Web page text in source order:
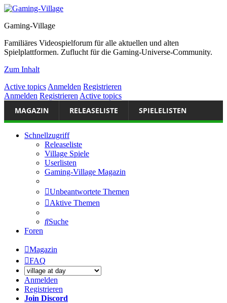
Gaming-Village
Familiäres Videospielforum für alle aktuellen und alten
Spielplattformen. Zuflucht für die Gaming-Universe-Community.
Zum Inhalt
Active topics Anmelden Registrieren
Anmelden Registrieren Active topics
MAGAZIN RELEASELISTE SPIELELISTEN
Schnellzugriff
Releaseliste
Village Spiele
Userlisten
Gaming-Village Magazin
Unbeantwortete Themen
Aktive Themen
Suche
Foren
Magazin
FAQ
Anmelden
Registrieren
Join Discord